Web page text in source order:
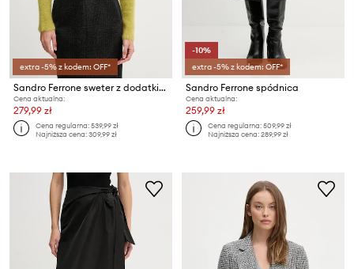
extra -5% z kodem: OFF*
Sandro Ferrone sweter z dodatkiem alpaki
Cena aktualna:
279,99 zł
Cena regularna:539,99 zł
Najniższa cena:309,99 zł
-10%
extra -5% z kodem: OFF*
Sandro Ferrone spódnica
Cena aktualna:
259,99 zł
Cena regularna:509,99 zł
Najniższa cena:289,99 zł